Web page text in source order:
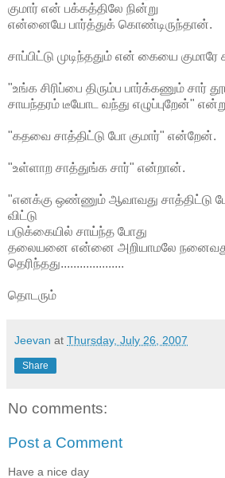
குமார் என் பக்கத்திலே நின்று
என்னையே பார்த்துக் கொண்டிருந்தான்.
சாப்பிட்டு முடிந்ததும் என் கையை குமாரே
"உங்க சிரிப்பை திரும்ப பார்க்கணும் சார்
சாயந்தரம் டீயோட வந்து எழுப்புறேன்" என்று
"கதவை சாத்திட்டு போ குமார்" என்றேன்.
"உள்ளாற சாத்துங்க சார்" என்றான்.
"எனக்கு ஒண்ணும் ஆவாவது சாத்திட்டு
விட்டு
படுக்கையில் சாய்ந்த போது
தலையனை என்னை அறியாமலே
தெரிந்தது....................
தொடரும்
Jeevan at Thursday, July 26, 2007
Share
No comments:
Post a Comment
Have a nice day